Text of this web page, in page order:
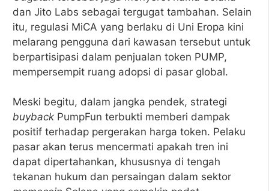
dan Jito Labs sebagai tergugat tambahan. Selain
itu, regulasi MiCA yang berlaku di Uni Eropa kini
melarang pengguna dari kawasan tersebut untuk
berpartisipasi dalam penjualan token PUMP,
mempersempit ruang adopsi di pasar global.
Meski begitu, dalam jangka pendek, strategi
buyback PumpFun terbukti memberi dampak
positif terhadap pergerakan harga token. Pelaku
pasar akan terus mencermati apakah tren ini
dapat dipertahankan, khususnya di tengah
tekanan hukum dan persaingan dalam sektor